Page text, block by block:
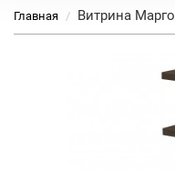
Главная Витрина Марго